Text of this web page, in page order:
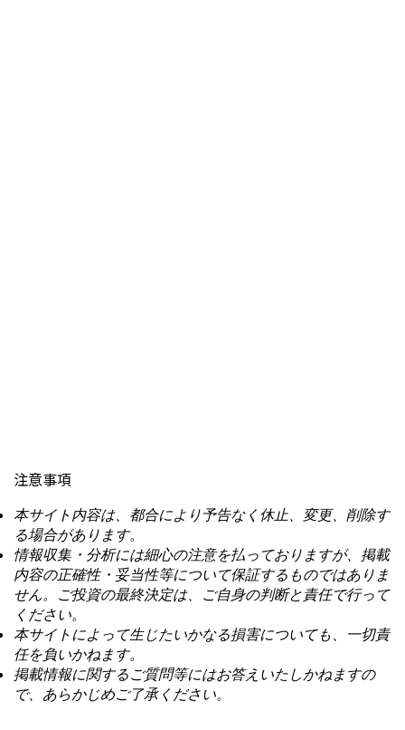
注意事項
本サイト内容は、都合により予告なく休止、変更、削除す
る場合があります。
情報収集・分析には細心の注意を払っておりますが、掲載
内容の正確性・妥当性等について保証するものではありま
せん。ご投資の最終決定は、ご自身の判断と責任で行って
ください。
本サイトによって生じたいかなる損害についても、一切責
任を負いかねます。
掲載情報に関するご質問等にはお答えいたしかねますの
で、あらかじめご了承ください。